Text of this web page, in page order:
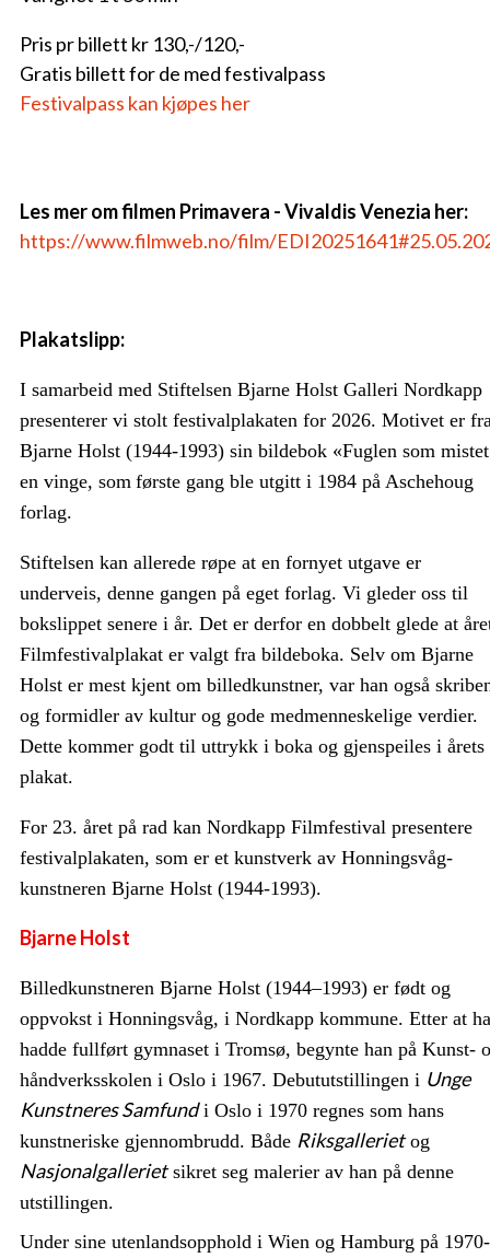
Pris pr billett kr 130,-/120,-
Gratis billett for de med festivalpass
Festivalpass kan kjøpes her
Les mer om filmen Primavera - Vivaldis Venezia her:
https://www.filmweb.no/film/
Plakatslipp:
I samarbeid med Stiftelsen Bjarne Holst Galleri Nordkapp
presenterer vi stolt festivalplakaten for 2026. Motivet er
Bjarne Holst (1944-1993) sin bildebok «Fuglen som mistet
en vinge, som første gang ble utgitt i 1984 på Aschehoug
forlag.
Stiftelsen kan allerede røpe at en fornyet utgave er
underveis, denne gangen på eget forlag. Vi gleder oss til
bokslippet senere i år. Det er derfor en dobbelt glede at
Filmfestivalplakat er valgt fra bildeboka. Selv om Bjarne
Holst er mest kjent om billedkunstner, var han også
og formidler av kultur og gode medmenneskelige verdier.
Dette kommer godt til uttrykk i boka og gjenspeiles i årets
plakat.
For 23. året på rad kan Nordkapp Filmfestival presentere
festivalplakaten, som er et kunstverk av Honningsvåg-
kunstneren Bjarne Holst (1944-1993).
Bjarne Holst
Billedkunstneren Bjarne Holst (1944–1993) er født og
oppvokst i Honningsvåg, i Nordkapp kommune. Etter at
hadde fullført gymnaset i Tromsø, begynte han på Kunst-
håndverksskolen i Oslo i 1967. Debututstillingen i Unge
Kunstneres Samfundi Oslo i 1970 regnes som hans
kunstneriske gjennombrudd. Både Riksgallerietog
Nasjonalgallerietsikret seg malerier av han på denne
utstillingen.
Under sine utenlandsopphold i Wien og Hamburg på 1970-